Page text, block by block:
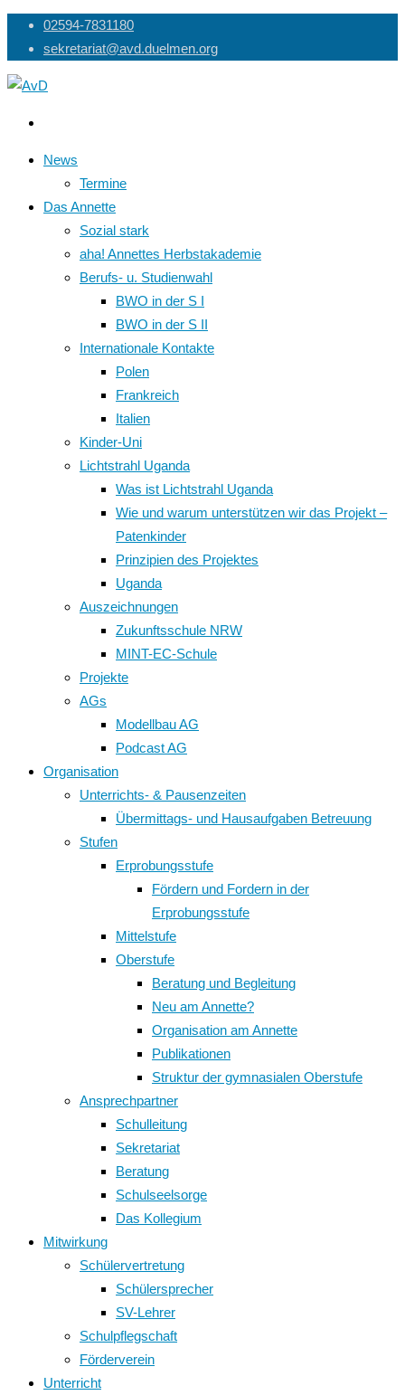
Skip
content
02594-7831180
sekretariat@avd.duelmen.org
News
Termine
Das Annette
Sozial stark
aha! Annettes Herbstakademie
Berufs- u. Studienwahl
BWO in der S I
BWO in der S II
Internationale Kontakte
Polen
Frankreich
Italien
Kinder-Uni
Lichtstrahl Uganda
Was ist Lichtstrahl Uganda
Wie und warum unterstützen wir das Projekt –
Patenkinder
Prinzipien des Projektes
Uganda
Auszeichnungen
Zukunftsschule NRW
MINT-EC-Schule
Projekte
AGs
Modellbau AG
Podcast AG
Organisation
Unterrichts- & Pausenzeiten
Übermittags- und Hausaufgaben Betreuung
Stufen
Erprobungsstufe
Fördern und Fordern in der
Erprobungsstufe
Mittelstufe
Oberstufe
Beratung und Begleitung
Neu am Annette?
Organisation am Annette
Publikationen
Struktur der gymnasialen Oberstufe
Ansprechpartner
Schulleitung
Sekretariat
Beratung
Schulseelsorge
Das Kollegium
Mitwirkung
Schülervertretung
Schülersprecher
SV-Lehrer
Schulpflegschaft
Förderverein
Unterricht